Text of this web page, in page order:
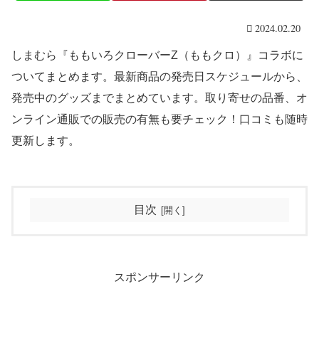
2024.02.20
しまむら『ももいろクローバーZ（ももクロ）』コラボに
ついてまとめます。最新商品の発売日スケジュールから、
発売中のグッズまでまとめています。取り寄せの品番、オ
ンライン通販での販売の有無も要チェック！口コミも随時
更新します。
目次
スポンサーリンク